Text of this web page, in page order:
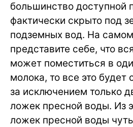
большинство доступной
фактически скрыто под
подземных вод. На
представите себе, что
может поместиться в
молока, то все это будет
за исключением только
ложек пресной воды. Из
ложек пресной воды